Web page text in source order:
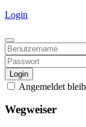
Login
Login
Angemeldet
Wegweiser